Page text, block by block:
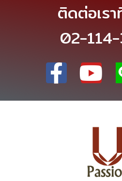
ติดต่อเรา
02-